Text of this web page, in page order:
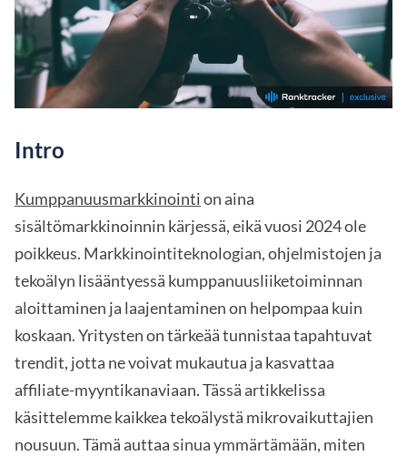
Intro
Kumppanuusmarkkinointion aina
sisältömarkkinoinnin kärjessä, eikä vuosi 2024 ole
poikkeus. Markkinointiteknologian, ohjelmistojen ja
tekoälyn lisääntyessä kumppanuusliiketoiminnan
aloittaminen ja laajentaminen on helpompaa kuin
koskaan. Yritysten on tärkeää tunnistaa tapahtuvat
trendit, jotta ne voivat mukautua ja kasvattaa
affiliate-myyntikanaviaan. Tässä artikkelissa
käsittelemme kaikkea tekoälystä mikrovaikuttajien
nousuun. Tämä auttaa sinua ymmärtämään, miten